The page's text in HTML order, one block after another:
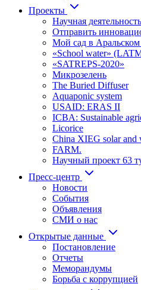
Проекты
Научная деятельность
Отправить
Мой сад в
«School water»
«SATREPS-2020»
Микрозелень
The Buried Diffuser
Aquaponic system
USAID: ERAS II
ICBA: Sustainable
Licorice
China XIEG solar and
FARM.
Научный проект 63
Пресс-центр
Новости
События
Объявления
СМИ о нас
Открытые данные
Постановление
Отчеты
Меморандумы
Борьба с коррупцией